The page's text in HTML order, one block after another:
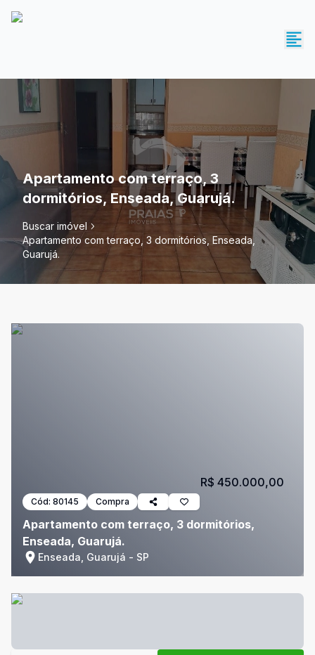
Apartamento com terraço, 3
dormitórios, Enseada, Guarujá.
Buscar imóvel
Apartamento com terraço, 3 dormitórios, Enseada,
Guarujá.
Cód: 80145 Compra
Apartamento com terraço, 3 dormitórios,
Enseada, Guarujá.
Enseada, Guarujá - SP
R$ 450.000,00